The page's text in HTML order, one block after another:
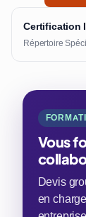
Certification
Répertoire
Vous
Devis
en